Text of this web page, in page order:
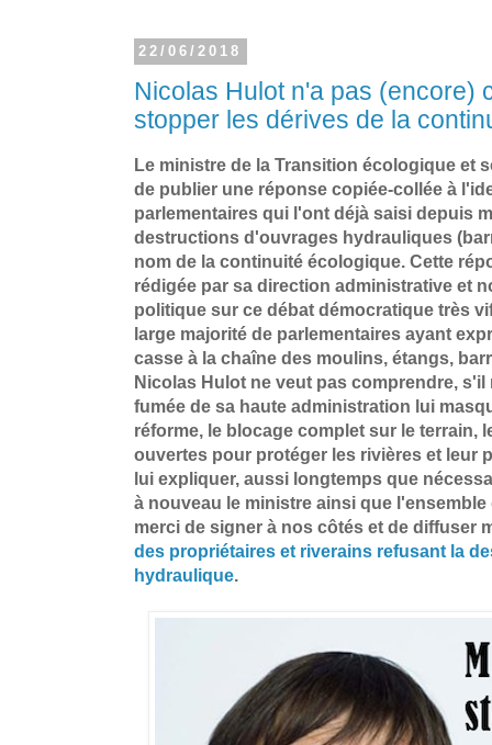
22/06/2018
Nicolas Hulot n'a pas (encore)
stopper les dérives de la
Le ministre de la Transition écologique et
de publier une réponse copiée-collée à
parlementaires qui l'ont déjà saisi depuis
destructions d'ouvrages hydrauliques
nom de la continuité écologique. Cette
rédigée par sa direction administrative et
politique sur ce débat démocratique très
large majorité de parlementaires ayant
casse à la chaîne des moulins, étangs,
Nicolas Hulot ne veut pas comprendre,
fumée de sa haute administration lui
réforme, le blocage complet sur le terrain,
ouvertes pour protéger les rivières et leur
lui expliquer, aussi longtemps que
à nouveau le ministre ainsi que
merci de signer à nos côtés et de diffuser
des propriétaires et riverains refusant la
hydraulique.